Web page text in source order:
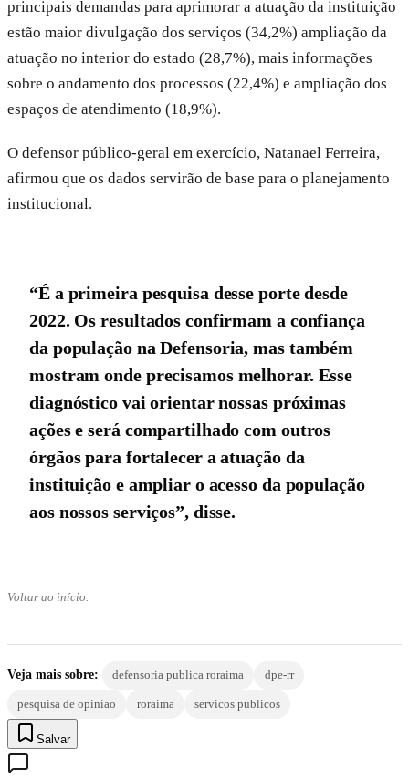
principais demandas para aprimorar a atuação da instituição
estão maior divulgação dos serviços (34,2%) ampliação da
atuação no interior do estado (28,7%), mais informações
sobre o andamento dos processos (22,4%) e ampliação dos
espaços de atendimento (18,9%).
O defensor público-geral em exercício, Natanael Ferreira,
afirmou que os dados servirão de base para o planejamento
institucional.
“É a primeira pesquisa desse porte desde
2022. Os resultados confirmam a confiança
da população na Defensoria, mas também
mostram onde precisamos melhorar. Esse
diagnóstico vai orientar nossas próximas
ações e será compartilhado com outros
órgãos para fortalecer a atuação da
instituição e ampliar o acesso da população
aos nossos serviços”, disse.
Voltar ao início.
Veja mais sobre: defensoria publica roraima dpe-rr
pesquisa de opiniao roraima servicos publicos
Salvar